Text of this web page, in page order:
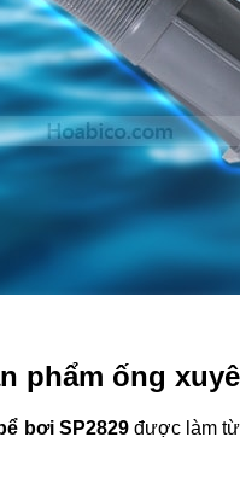
phẩm ống
bơi SP2829được làm từ